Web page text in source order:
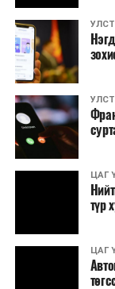
Засаг дарга
ажиллахыг
Нөөцийн
бэлтгэлийн
хөнгөлөлттэй
явдлыг таслан
өрсөлдөөнийг
Иргэд агуулах,
малчид
Түүнчлэн
бүрдүүлэх
ЦАГ
түр
ЦАГ